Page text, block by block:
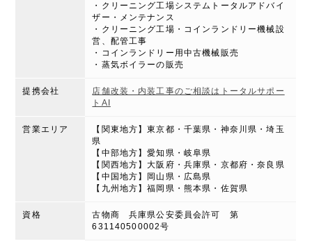
・クリーニング工場システムトータルアドバイ
ザー・メンテナンス
・クリーニング工場・コインランドリー機械設
営、配管工事
・コインランドリー用中古機械販売
・蒸気ボイラーの販売
提携会社
店舗改装・内装工事のご相談はトータルサポー
トAI
営業エリア
【関東地方】東京都・千葉県・神奈川県・埼玉
県
【中部地方】愛知県・岐阜県
【関西地方】大阪府・兵庫県・京都府・奈良県
【中国地方】岡山県・広島県
【九州地方】福岡県・熊本県・佐賀県
資格
古物商 兵庫県公安委員会許可 第
631140500002号